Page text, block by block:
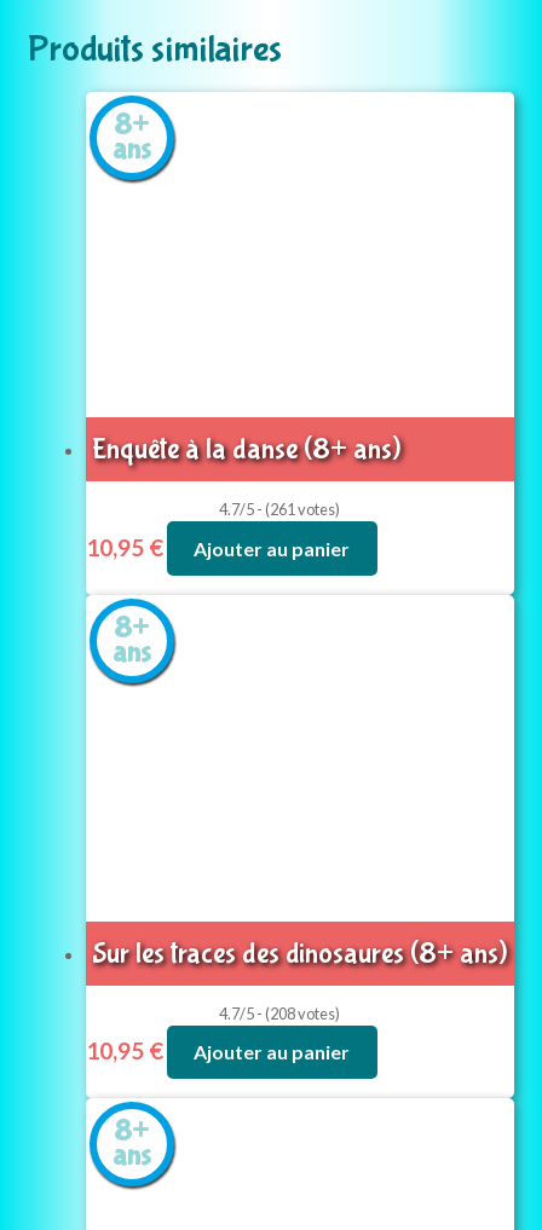
Produits similaires
8+
ans
Enquête à la danse (8+ ans)
4.7/5 - (261 votes)
10,95 € Ajouter au panier
8+
ans
Sur les traces des dinosaures (8+ ans)
4.7/5 - (208 votes)
10,95 € Ajouter au panier
8+
ans